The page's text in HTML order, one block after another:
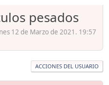
pesados
12 de Marzo de 2021. 19:57
ACCIONES DEL USUARIO